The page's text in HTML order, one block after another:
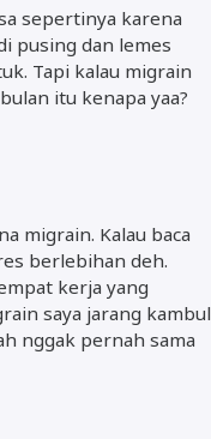
sepertinya karena
pusing dan lemes
Tapi kalau migrain
itu kenapa yaa?
migrain. Kalau baca
berlebihan deh.
kerja yang
saya jarang kambul
nggak pernah sama